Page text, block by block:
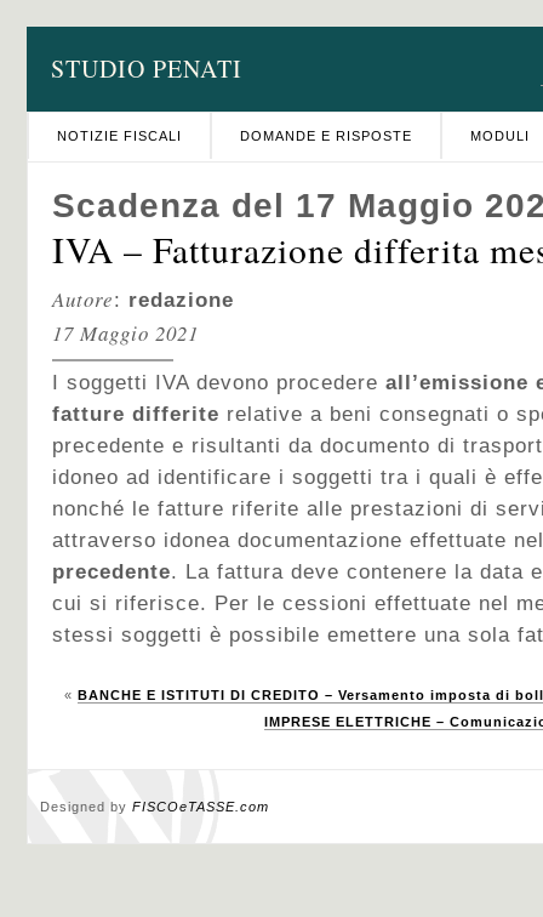
STUDIO PENATI
NOTIZIE FISCALI DOMANDE E RISPOSTE MODULI
Scadenza del 17 Maggio
IVA – Fatturazione differita
Autore: redazione
17 Maggio 2021
I soggetti IVA devono procedere all’emissione
fatture differite relative a beni consegnati o
precedente e risultanti da documento di
idoneo ad identificare i soggetti tra i quali è
nonché le fatture riferite alle prestazioni di
attraverso idonea documentazione effettuate
precedente. La fattura deve contenere la data
cui si riferisce. Per le cessioni effettuate nel
stessi soggetti è possibile emettere una sola
« BANCHE E ISTITUTI DI CREDITO – Versamento imposta di
IMPRESE ELETTRICHE –
Designed by FISCOeTASSE.com